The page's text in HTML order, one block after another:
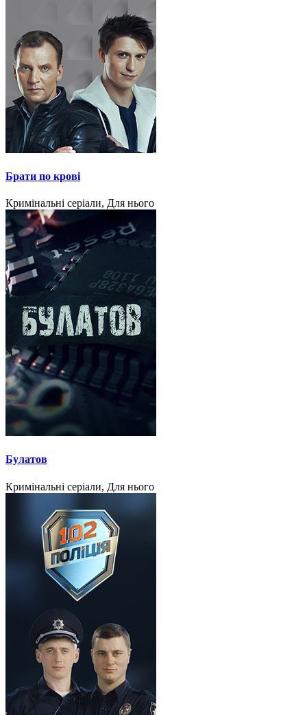
Брати по крові
Кримінальні серіали, Для нього
Булатов
Кримінальні серіали, Для нього